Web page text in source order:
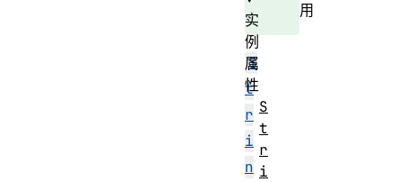
用
S
t
r
i
n
实
例
属
性
S
t
r
i